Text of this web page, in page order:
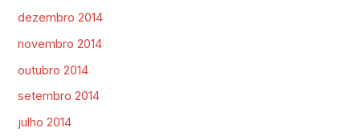
dezembro 2014
novembro 2014
outubro 2014
setembro 2014
julho 2014